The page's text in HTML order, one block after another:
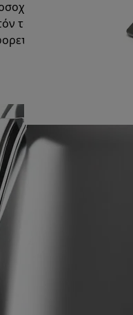
σας. Προσθέστε μια
τον βραστήρα που
φινιρίσματα.